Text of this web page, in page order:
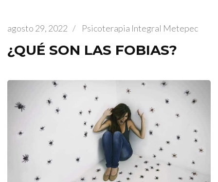
agosto 29, 2022 / Psicoterapia Integral Metepec
¿QUÉ SON LAS FOBIAS?